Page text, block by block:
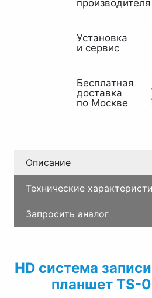
производителя
Установка
и сервис
Бесплатная
доставка
по Москве
Описание
Технические
Запросить аналог
HD система
планшет TS-